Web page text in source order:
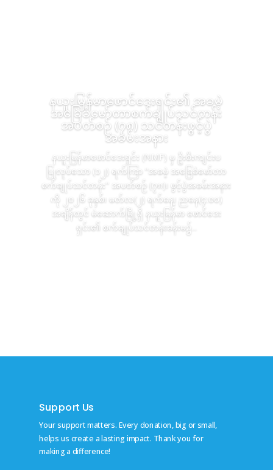
နယူးမြန်မာဖောင်ဒေးရှင်း၏ အခမဲ့
အခြေခံမော်တာစက်ချုပ်သင်တန်း
အပတ်စဉ် (၇၈) သင်တန်းဖွင့်ပွဲ
အခမ်းအနား
နယူးမြန်မာဖောင်ဒေးရှင်း (NMF) မှ ဦးစီးကျင်းပ
ပြုလုပ်သော (၁၂) ရက်ကြာ “အခမဲ့ အခြေခံမော်တာ
စက်ချုပ်သင်တန်း" အပတ်စဉ် (၇၈)၊ ဖွင့်ပွဲအခမ်းအနား
ကို ၂၀၂၆ ခုနှစ်၊ မတ်လ(၂) ရက်နေ့၊ ညနေ(၄:၀၀)
အချိန်တွင် မဲဆောက်မြို့ရှိ နယူးမြန်မာ ဖောင်ဒေး
ရှင်း၏ စက်ချုပ်သင်တန်းခန်းမ၌...
Support Us
Your support matters. Every donation, big or small,
helps us create a lasting impact. Thank you for
making a difference!